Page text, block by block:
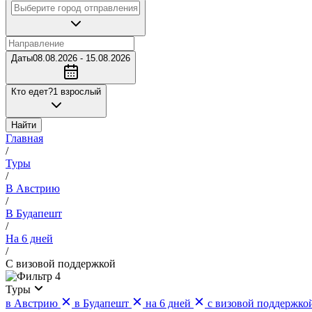
Даты08.08.2026 - 15.08.2026
Кто едет?1 взрослый
Найти
Главная
/
Туры
/
В Австрию
/
В Будапешт
/
На 6 дней
/
С визовой поддержкой
4
Туры
в Австрию
в Будапешт на 6 дней
с визовой